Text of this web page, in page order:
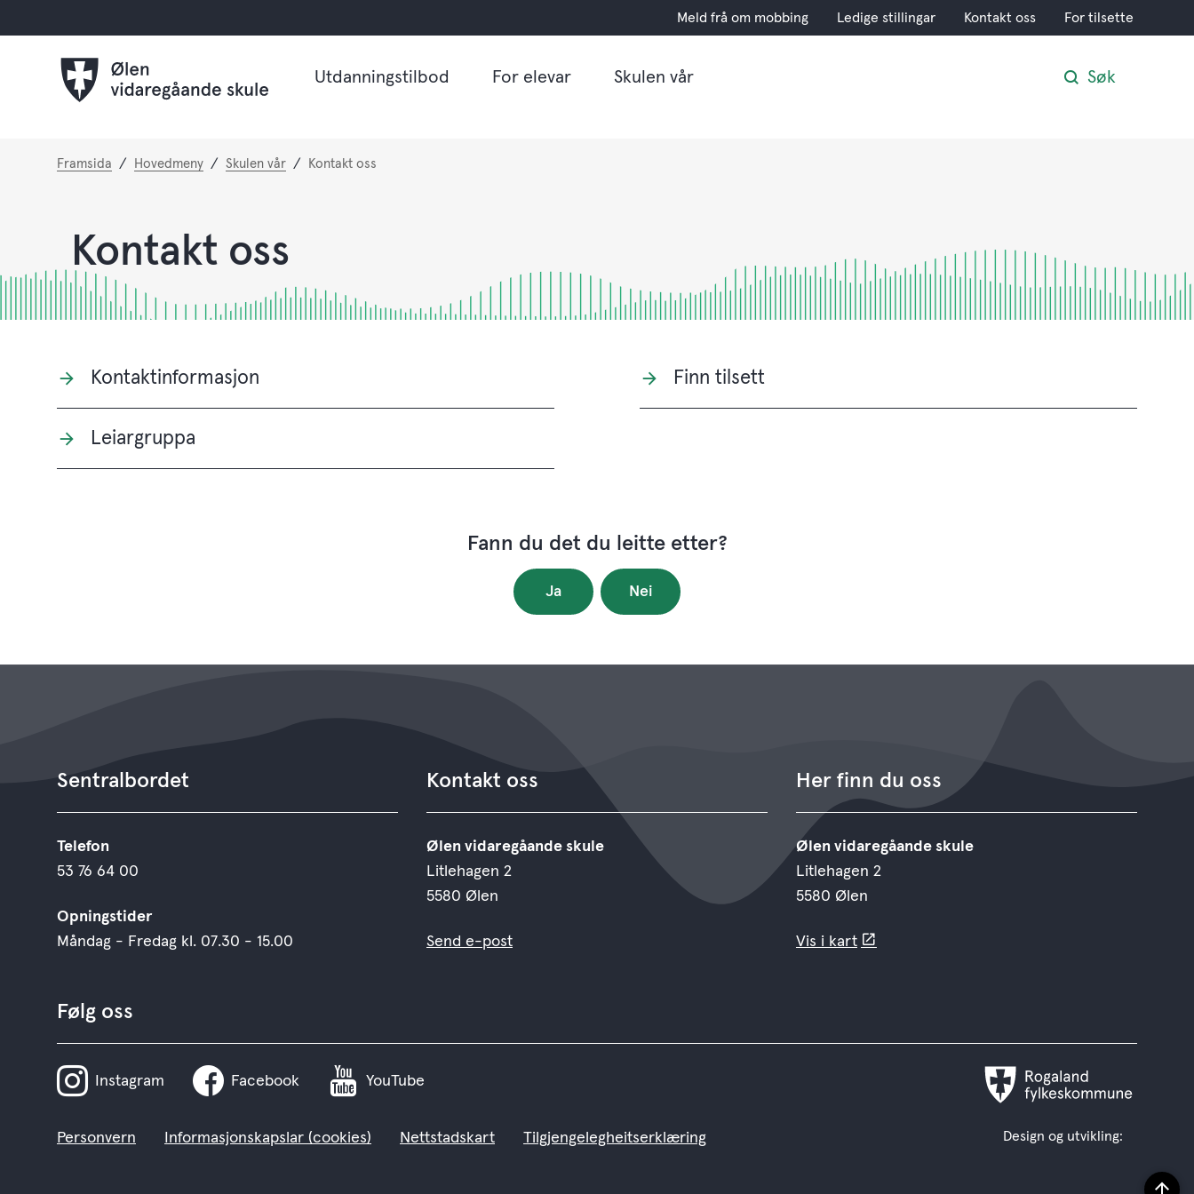
Meld frå om mobbing Ledige stillingar Kontakt oss For tilsette
Utdanningstilbod For elevar Skulen vår Søk
Du
Framsida Hovedmeny Skulen vår Kontakt oss
Kontakt oss
Kontaktinformasjon Finn tilsett
Leiargruppa
Fann du det du leitte etter?
Ja Nei
Sentralbordet
Telefon
53 76 64 00
Opningstider
Måndag - Fredag kl. 07.30 - 15.00
Kontakt oss
Ølen vidaregåande skule
Litlehagen 2
5580 Ølen
Send e-post
Her finn du oss
Ølen vidaregåande skule
Litlehagen 2
5580 Ølen
Vis i kart
Følg oss
Instagram Facebook
YouTube
Rogaland
Personvern
Informasjonskapslar (cookies) Nettstadskart Tilgjengelegheitserklæring Design og utvikling: